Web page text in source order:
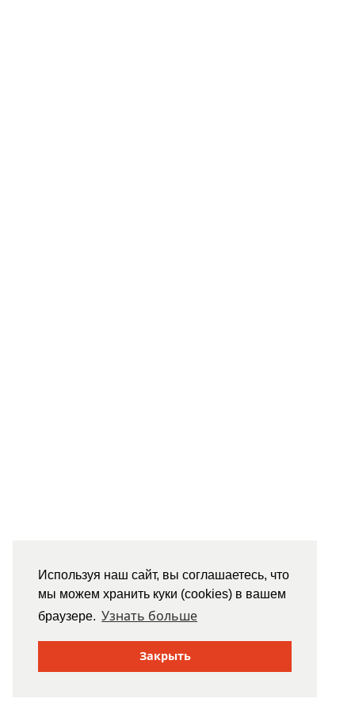
Используя наш сайт, вы соглашаетесь, что
мы можем хранить куки (cookies) в вашем
браузере. Узнать больше
Закрыть